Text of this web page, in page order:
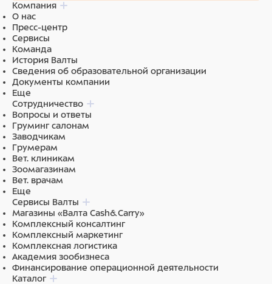
выдвижной полки: 120 мм.
Расстояние от пола до нижней полки: 240 мм.
Максимальная нагрузка: 50 кг.
Важно: Стол поставляется на опорах, может быть
дооснащен комплектом колес (приобретается
отдельно).
Обработка и дезинфекция поверхностей:
НЕ ДОПУСКАЕТСЯ уборка покрытия из нержавеющей
стали, полипропилена, оргстекла и ПВХ абразивными и
хлорсодержащими средствами. Данные средства могут
вызвать коррозию металла и повреждение
поверхностей.
РЕКОМЕНДУЕМ использовать: Лайна, Мелисептол, а также
кислородактивные дезинфектанты.
Компания
О нас
Пресс-центр
Сервисы
Команда
История Валты
Сведения об образовательной организации
Документы компании
Еще
Сотрудничество
Вопросы и ответы
Груминг салонам
Заводчикам
Грумерам
Вет. клиникам
Зоомагазинам
Вет. врачам
Еще
Сервисы Валты
Магазины «Валта Cash&Carry»
Комплексный консалтинг
Комплексный маркетинг
Комплексная логистика
Академия зообизнеса
Финансирование операционной деятельности
Каталог